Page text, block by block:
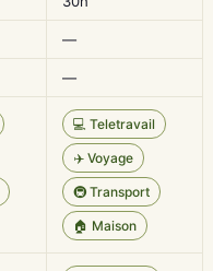
—
—
💻 Teletravail
✈️ Voyage
🚇 Transport
🏠 Maison